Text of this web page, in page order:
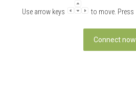
Use arrow keys to move. Press
Connect now